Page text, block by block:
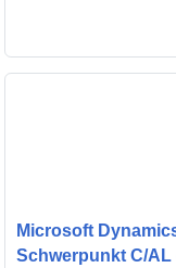
Microsoft
Schwerpunkt C/AL